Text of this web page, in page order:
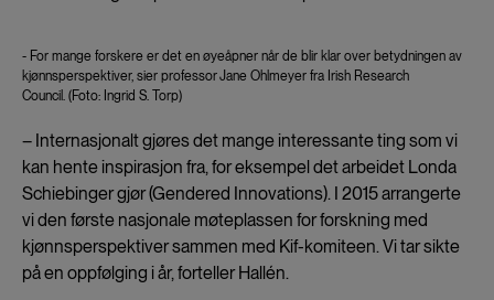
- For mange forskere er det en øyeåpner når de blir klar over betydningen av
kjønnsperspektiver, sier professorJane Ohlmeyer fra Irish Research
Council. (Foto: Ingrid S. Torp)
– Internasjonalt gjøres det mange interessante ting som vi
kan hente inspirasjon fra, for eksempel det arbeidet Londa
Schiebinger gjør (Gendered Innovations). I 2015 arrangerte
vi den første nasjonale møteplassen for forskning med
kjønnsperspektiver sammen med Kif-komiteen. Vi tar sikte
på en oppfølging i år, forteller Hallén.